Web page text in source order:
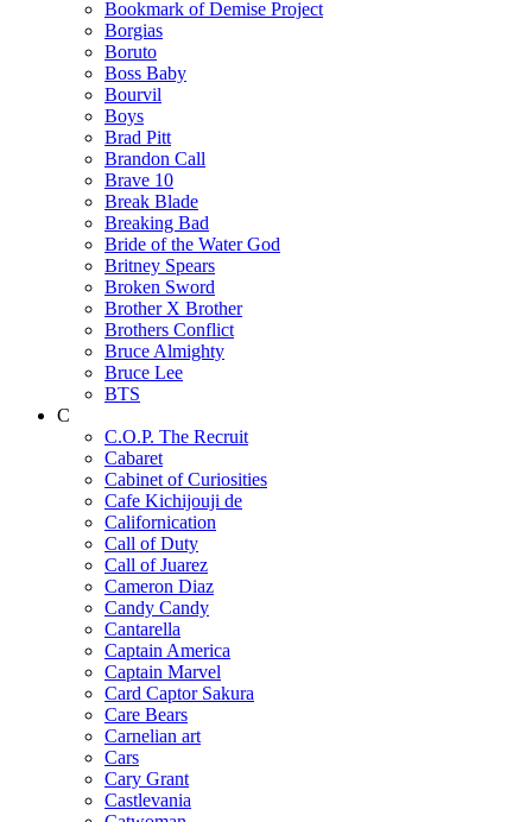
Bookmark of Demise Project
Borgias
Boruto
Boss Baby
Bourvil
Boys
Brad Pitt
Brandon Call
Brave 10
Break Blade
Breaking Bad
Bride of the Water God
Britney Spears
Broken Sword
Brother X Brother
Brothers Conflict
Bruce Almighty
Bruce Lee
BTS
C
C.O.P. The Recruit
Cabaret
Cabinet of Curiosities
Cafe Kichijouji de
Californication
Call of Duty
Call of Juarez
Cameron Diaz
Candy Candy
Cantarella
Captain America
Captain Marvel
Card Captor Sakura
Care Bears
Carnelian art
Cars
Cary Grant
Castlevania